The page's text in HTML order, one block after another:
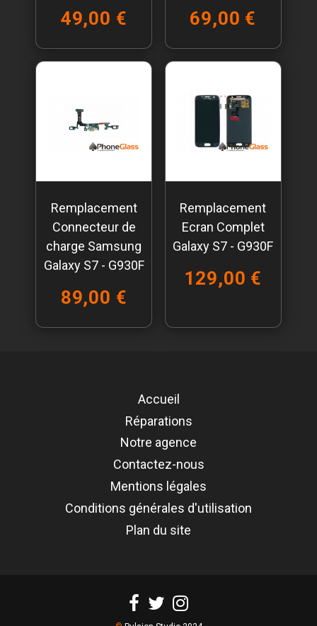
49,00 € 69,00 €
Remplacement
Connecteur de
charge Samsung
Galaxy S7 - G930F
89,00 €
Remplacement
Ecran Complet
Galaxy S7 - G930F
129,00 €
Accueil
Réparations
Notre agence
Contactez-nous
Mentions légales
Conditions générales d'utilisation
Plan du site